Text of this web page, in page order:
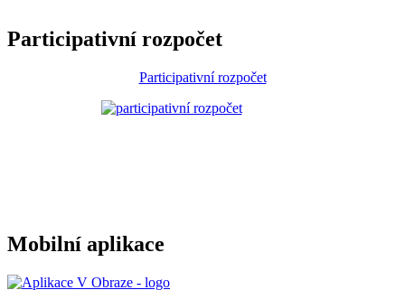
Participativní rozpočet
Participativní rozpočet
Mobilní aplikace